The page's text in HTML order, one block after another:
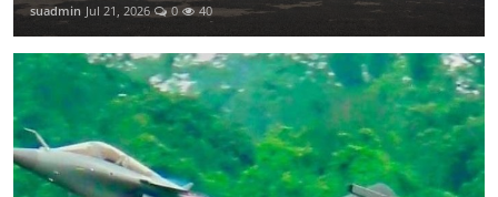
suadmin Jul 21, 2026 0 40